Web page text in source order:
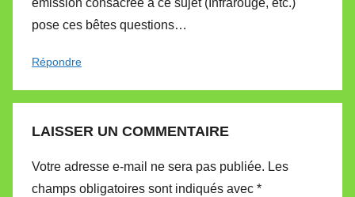
émission consacrée à ce sujet (Infrarouge, etc.)
pose ces bêtes questions…
Répondre
LAISSER UN COMMENTAIRE
Votre adresse e-mail ne sera pas publiée. Les
champs obligatoires sont indiqués avec *